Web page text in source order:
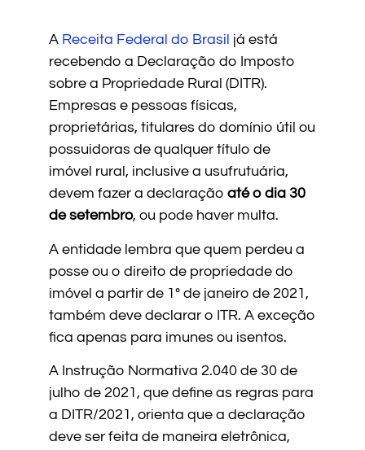
A Receita Federal do Brasil já está
recebendo a Declaração do Imposto
sobre a Propriedade Rural (DITR).
Empresas e pessoas físicas,
proprietárias, titulares do domínio útil ou
possuidoras de qualquer título de
imóvel rural, inclusive a usufrutuária,
devem fazer a declaração até o dia 30
de setembro, ou pode haver multa.
A entidade lembra que quem perdeu a
posse ou o direito de propriedade do
imóvel a partir de 1º de janeiro de 2021,
também deve declarar o ITR. A exceção
fica apenas para imunes ou isentos.
A Instrução Normativa 2.040 de 30 de
julho de 2021, que define as regras para
a DITR/2021, orienta que a declaração
deve ser feita de maneira eletrônica,